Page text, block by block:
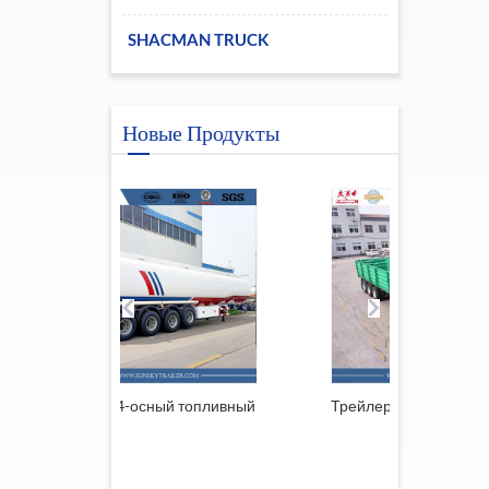
SHACMAN TRUCK
Новые Продукты
осный топливный Трейлер из Южной Африки